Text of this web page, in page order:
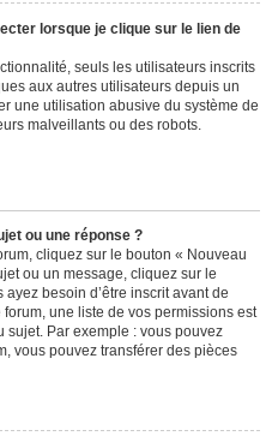
lorsque je clique sur le lien de
seuls les utilisateurs inscrits
aux autres utilisateurs depuis un
une utilisation abusive du système de
malveillants ou des robots.
ou une réponse ?
cliquez sur le bouton « Nouveau
ou un message, cliquez sur le
besoin d’être inscrit avant de
une liste de vos permissions est
sujet. Par exemple : vous pouvez
vous pouvez transférer des pièces